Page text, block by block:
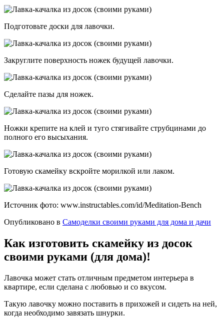
Подготовьте доски для лавочки.
Закруглите поверхность ножек будущей лавочки.
Сделайте пазы для ножек.
Ножки крепите на клей и туго стягивайте струбцинами до
полного его высыхания.
Готовую скамейку вскройте морилкой или лаком.
Источник фото: www.instructables.com/id/Meditation-Bench
Опубликовано в Самоделки своими руками для дома и дачи
Как изготовить скамейку из досок
своими руками (для дома)!
Лавочка может стать отличным предметом интерьера в
квартире, если сделана с любовью и со вкусом.
Такую лавочку можно поставить в прихожей и сидеть на ней,
когда необходимо завязать шнурки.